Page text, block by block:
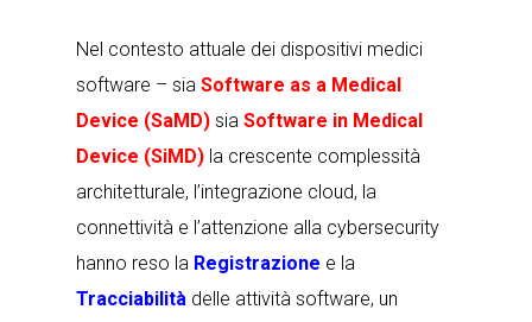
Nel contesto attuale dei dispositivi medici
software – sia Software as a Medical
Device (SaMD) sia Software in Medical
Device (SiMD) la crescente complessità
architetturale, l’integrazione cloud, la
connettività e l’attenzione alla cybersecurity
hanno reso la Registrazione e la
Tracciabilità delle attività software, un